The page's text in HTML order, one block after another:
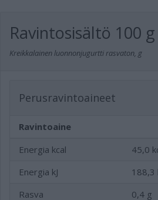
Ravintosisältö 100 g
Kreikkalainen luonnonjugurtti rasvaton, g
Perusravintoaineet
Ravintoaine
Energia kcal
45,0
Energia kJ
188,3
Rasva
0,4 g